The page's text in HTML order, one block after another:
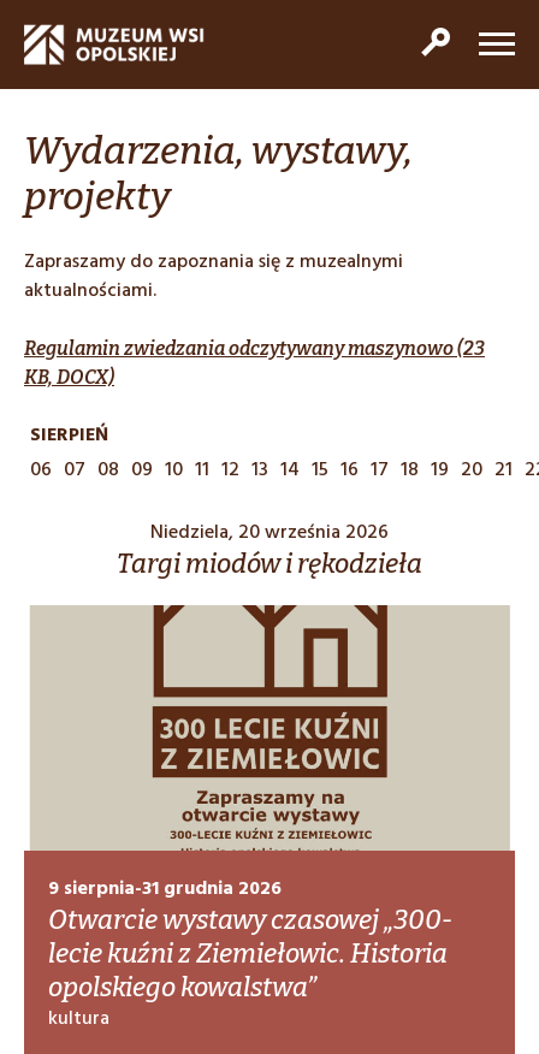
Wydarzenia, wystawy,
projekty
Zapraszamy do zapoznania się z muzealnymi
aktualnościami.
Regulamin zwiedzania odczytywany maszynowo (23
KB, DOCX)
SIERPIEŃ
06 07 08 09 10 11 12 13 14 15 16 17 18 19 20 21
Niedziela, 20 września 2026
Targi miodów i rękodzieła
9 sierpnia-31 grudnia 2026
Otwarcie wystawy czasowej „300-
lecie kuźni z Ziemiełowic. Historia
opolskiego kowalstwa”
kultura